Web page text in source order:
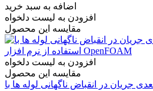
اضافه به سبد خرید
افزودن به لیست دلخواه
مقایسه این محصول
افزودن به لیست دلخواه
مقایسه این محصول
جریان در انقباض ناگهانی لوله‌ ها با